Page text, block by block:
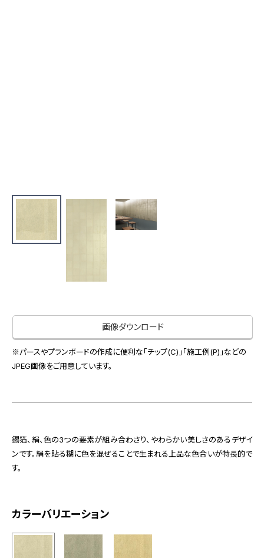
EN CN
画像ダウンロード
※パースやプランボードの作成に便利な「チップ(C)」「施工例(P)」などの
JPEG画像をご用意しています。
錫箔、絹、色の3つの要素が組み合わさり、やわらかい美しさのあるデザイ
ンです。絹を貼る糊に色を混ぜることで生まれる上品な色合いが特長的で
す。
カラーバリエーション